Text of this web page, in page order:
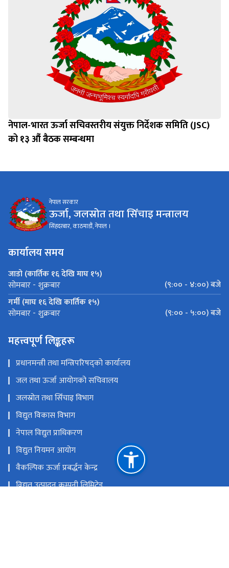
नेपाल-भारत ऊर्जा सचिवस्तरीय संयुक्त निर्देशक समिति (JSC)
को १३ औं बैठक सम्बन्धमा
नेपाल सरकार
ऊर्जा, जलस्रोत तथा सिँचाइ मन्त्रालय
सिंहदरबार, काठमाडौं, नेपाल ।
कार्यालय समय
जाडो (कार्तिक १६ देखि माघ १५)
सोमबार - शुक्रबार
(९:०० - ४:००) बजे
गर्मी (माघ १६ देखि कार्तिक १५)
सोमबार - शुक्रबार (९:०० - ५:००) बजे
महत्त्वपूर्ण लिङ्कहरू
प्रधानमन्त्री तथा मन्त्रिपरिषद्को कार्यालय
जल तथा ऊर्जा आयोगको सचिवालय
जलस्रोत तथा सिँचाइ विभाग
विद्युत विकास विभाग
नेपाल विद्युत प्राधिकरण
विद्युत नियमन आयोग
वैकल्पिक ऊर्जा प्रबर्द्धन केन्द्र
विद्युत उत्पादन कम्पनी लिमिटेड